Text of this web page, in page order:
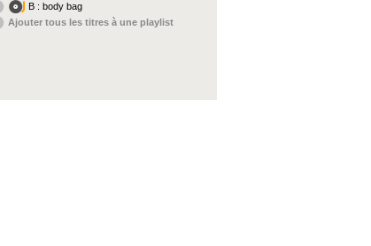
B : body bag
Ajouter tous les titres à une playlist